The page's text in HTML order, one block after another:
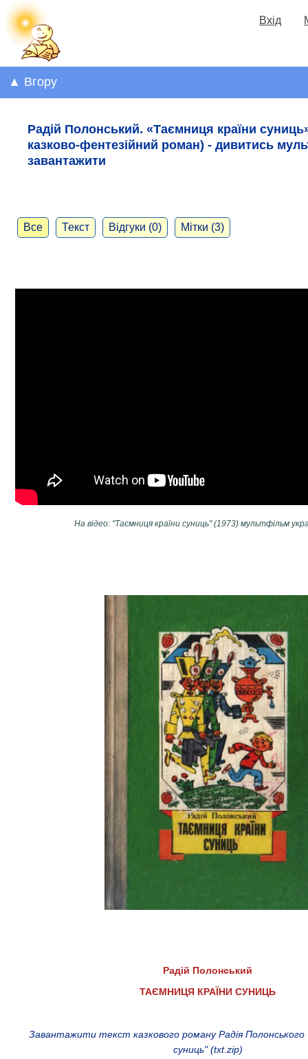
Вхід
▲ Вгору
Радій Полонський. «Таємниця країни
казково-фентезійний роман) - дивитись
завантажити
Все Текст Відгуки (0) Мітки (3)
На відео: "Таємниця країни суниць" (1973) мультфільм
Радій Полонський
ТАЄМНИЦЯ КРАЇНИ СУНИЦЬ
Завантажити текст казкового роману Радія Полонського
суниць" (txt.zip)